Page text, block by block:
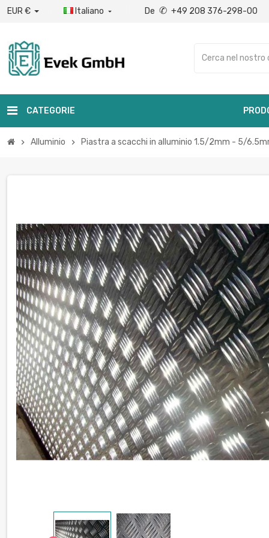
EUR € Italiano  De ✆ +49 208 376-298-00
CATEGORIE
chevron_right Alluminio chevron_right Piastra a scacchi in alluminio 1.5/2mm - 5/